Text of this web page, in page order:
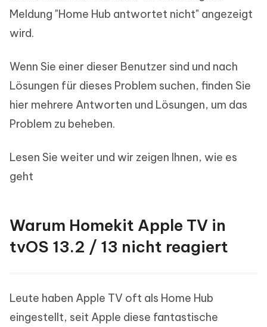
Meldung "Home Hub antwortet nicht" angezeigt
wird.
Wenn Sie einer dieser Benutzer sind und nach
Lösungen für dieses Problem suchen, finden Sie
hier mehrere Antworten und Lösungen, um das
Problem zu beheben.
Lesen Sie weiter und wir zeigen Ihnen, wie es
geht
Warum Homekit Apple TV in
tvOS 13.2 / 13 nicht reagiert
Leute haben Apple TV oft als Home Hub
eingestellt, seit Apple diese fantastische